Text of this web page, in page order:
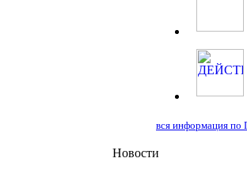
вся информация по
Новости